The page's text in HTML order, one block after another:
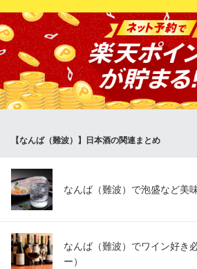
難波3丁目ノ隠れ家 路地裏のサルヴァ
独創的創作料理ト定番肴
南海本線難波駅北口 徒歩3分
大阪府大阪市中央区難波3-1-27 Mido難波ビル
【なんば（難波）】日本酒の関連まとめ
なんば（難波）で泡盛など美
なんば（難波）でワイン好き
ー）